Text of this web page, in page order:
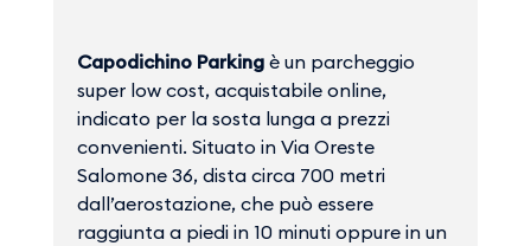
Capodichino Parkingè un parcheggio
super low cost, acquistabile online,
indicato per la sosta lunga a prezzi
convenienti. Situato in Via Oreste
Salomone 36, dista circa 700 metri
dall’aerostazione, che può essere
raggiunta a piedi in 10 minuti oppure in un